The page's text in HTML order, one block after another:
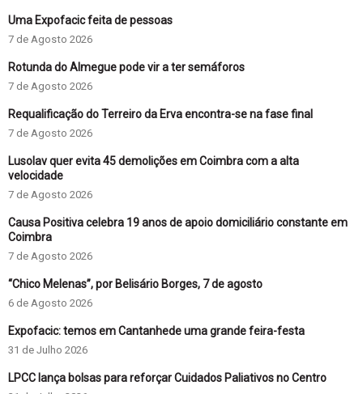
Uma Expofacic feita de pessoas
7 de Agosto 2026
Rotunda do Almegue pode vir a ter semáforos
7 de Agosto 2026
Requalificação do Terreiro da Erva encontra-se na fase final
7 de Agosto 2026
Lusolav quer evita 45 demolições em Coimbra com a alta
velocidade
7 de Agosto 2026
Causa Positiva celebra 19 anos de apoio domiciliário constante em
Coimbra
7 de Agosto 2026
“Chico Melenas”, por Belisário Borges, 7 de agosto
6 de Agosto 2026
Expofacic: temos em Cantanhede uma grande feira-festa
31 de Julho 2026
LPCC lança bolsas para reforçar Cuidados Paliativos no Centro